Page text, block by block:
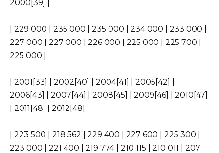
2000[39] |
| 229 000 | 235 000 | 235 000 | 234 000 | 233 000 |
227 000 | 227 000 | 226 000 | 225 000 | 225 700 |
225 000 |
| 2001[33] | 2002[40] | 2004[41] | 2005[42] |
2006[43] | 2007[44] | 2008[45] | 2009[46] | 2010[47]
| 2011[48] | 2012[48] |
| 223 500 | 218 562 | 229 400 | 227 600 | 225 300 |
223 000 | 221 400 | 219 774 | 210 115 | 210 011 | 207